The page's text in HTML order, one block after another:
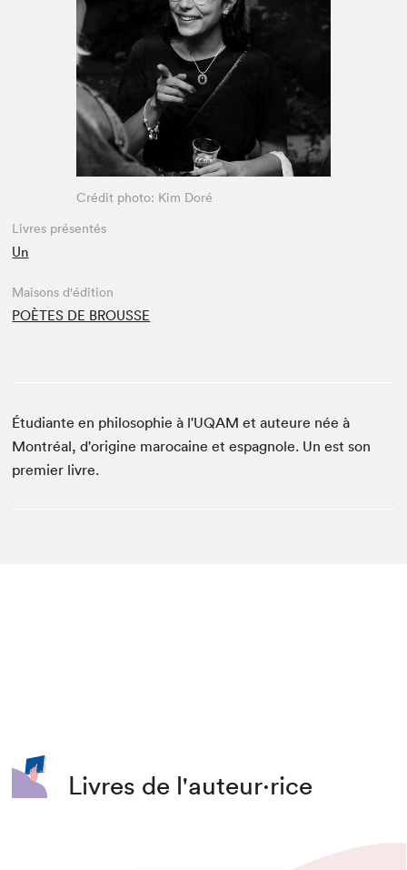
Espace enseignant·e·s
Espace pro
Crédit photo: Kim Doré
Livres présentés
Un
Maisons d'édition
POÈTES DE BROUSSE
Étudiante en philosophie à l'UQAM et auteure née à
Montréal, d'origine marocaine et espagnole. Un est son
premier livre.
Livres de l'auteur·rice